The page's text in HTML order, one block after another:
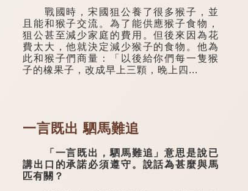
戰國時，宋國狙公養了很多猴子，並
且能和猴子交流。為了能供應猴子食物，
狙公甚至減少家庭的費用。但後來因為花
費太大，他就決定減少猴子的食物。他為
此和猴子們商量：「以後給你們每一隻猴
子的橡果子，改成早上三顆，晚上四...
一言既出 駟馬難追
「一言既出，駟馬難追」意思是說已
講出口的承諾必須遵守。說話為甚麼與馬
匹有關？